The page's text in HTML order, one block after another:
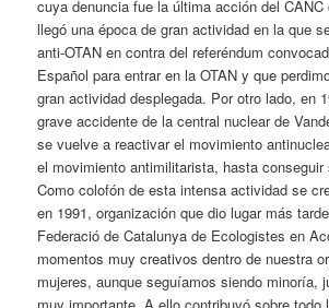
cuya denuncia fue la última acción del
llegó una época de gran actividad en la que
anti-OTAN en contra del referéndum
Español para entrar en la OTAN y que
gran actividad desplegada. Por otro lado, en
grave accidente de la central nuclear de
se vuelve a reactivar el movimiento
el movimiento antimilitarista, hasta
Como colofón de esta intensa actividad se
en 1991, organización que dio lugar más
Federació de Catalunya de Ecologistes en
momentos muy creativos dentro de nuestra
mujeres, aunque seguíamos siendo minoría,